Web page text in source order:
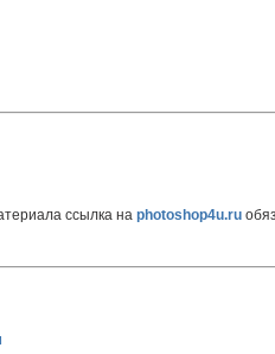
ссылка на photoshop4u.ru